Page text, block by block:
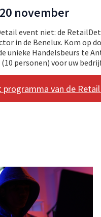
november
event niet: de
in de Benelux. Kom op
unieke Handelsbeurs te
personen) voor uw
programma van de